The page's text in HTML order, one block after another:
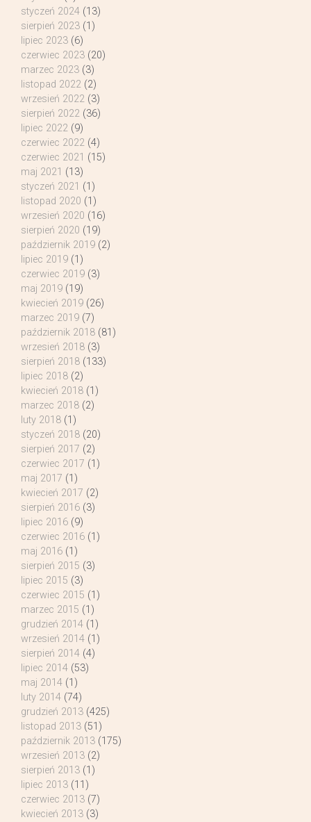
styczeń 2024 (13)
sierpień 2023 (1)
lipiec 2023 (6)
czerwiec 2023 (20)
marzec 2023 (3)
listopad 2022 (2)
wrzesień 2022 (3)
sierpień 2022 (36)
lipiec 2022 (9)
czerwiec 2022 (4)
czerwiec 2021 (15)
maj 2021 (13)
styczeń 2021 (1)
listopad 2020 (1)
wrzesień 2020 (16)
sierpień 2020 (19)
październik 2019 (2)
lipiec 2019 (1)
czerwiec 2019 (3)
maj 2019 (19)
kwiecień 2019 (26)
marzec 2019 (7)
październik 2018 (81)
wrzesień 2018 (3)
sierpień 2018 (133)
lipiec 2018 (2)
kwiecień 2018 (1)
marzec 2018 (2)
luty 2018 (1)
styczeń 2018 (20)
sierpień 2017 (2)
czerwiec 2017 (1)
maj 2017 (1)
kwiecień 2017 (2)
sierpień 2016 (3)
lipiec 2016 (9)
czerwiec 2016 (1)
maj 2016 (1)
sierpień 2015 (3)
lipiec 2015 (3)
czerwiec 2015 (1)
marzec 2015 (1)
grudzień 2014 (1)
wrzesień 2014 (1)
sierpień 2014 (4)
lipiec 2014 (53)
maj 2014 (1)
luty 2014 (74)
grudzień 2013 (425)
listopad 2013 (51)
październik 2013 (175)
wrzesień 2013 (2)
sierpień 2013 (1)
lipiec 2013 (11)
czerwiec 2013 (7)
kwiecień 2013 (3)